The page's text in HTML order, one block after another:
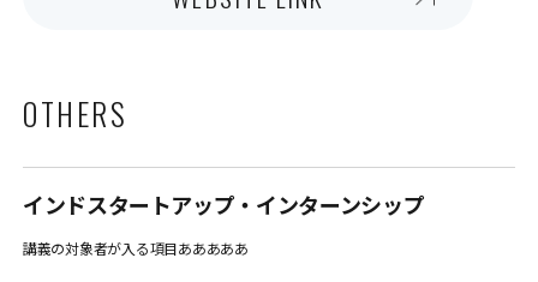
OTHERS
インドスタートアップ・インターンシップ
講義の対象者が入る項目あああああ